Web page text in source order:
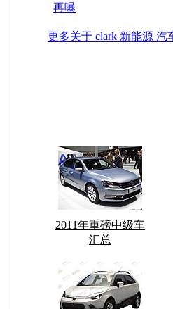
再曝
更多关于 clark 新能源 汽
2011年重磅中级车
汇总